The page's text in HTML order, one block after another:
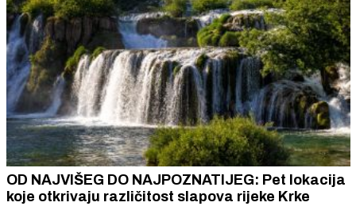
ZAVRŠNICA TROKUT AKADEMIJE: Sutra susret
ideja, iskustava i ljudi koji žele aktivno